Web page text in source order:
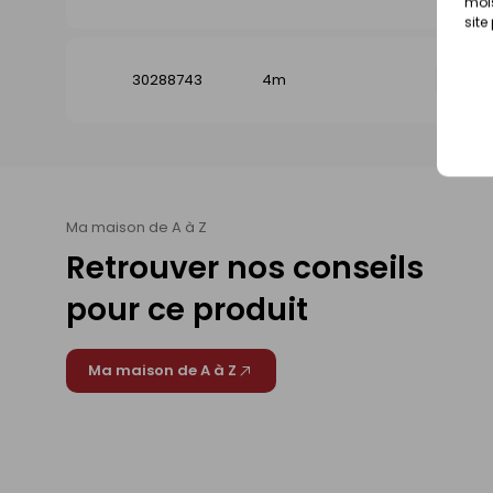
site
30288743 4m
Ma maison de A à Z
Retrouver nos conseils
pour ce produit
Ma maison de A à Z